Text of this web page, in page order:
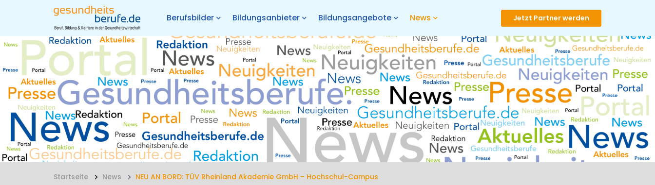
Berufsbilder Bildungsanbieter Bildungsangebote News Jetzt Partner werden
Startseite News NEU AN BORD: TÜV Rheinland Akademie GmbH – Hochschul-Campus